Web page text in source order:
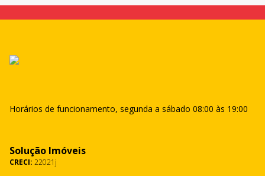
Horários de funcionamento, segunda a sábado 08:00 às 19:00
Solução Imóveis
CRECI: 22021j